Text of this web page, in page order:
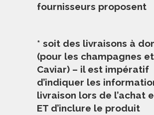
fournisseurs proposent
* soit des livraisons à
(pour les champagnes et
Caviar) – il est impératif
d’indiquer les
livraison lors de l’achat
ET d’inclure le produit